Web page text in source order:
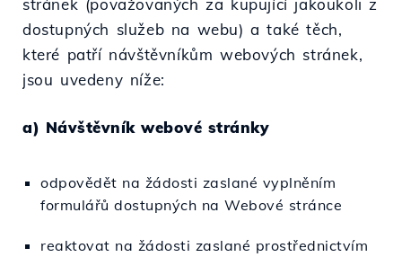
dostupných služeb na webu) a také těch,
které patří návštěvníkům webových stránek,
jsou uvedeny níže:
a) Návštěvník webové stránky
odpovědět na žádosti zaslané vyplněním
formulářů dostupných na Webové stránce
reaktovat na žádosti zaslané prostřednictvím